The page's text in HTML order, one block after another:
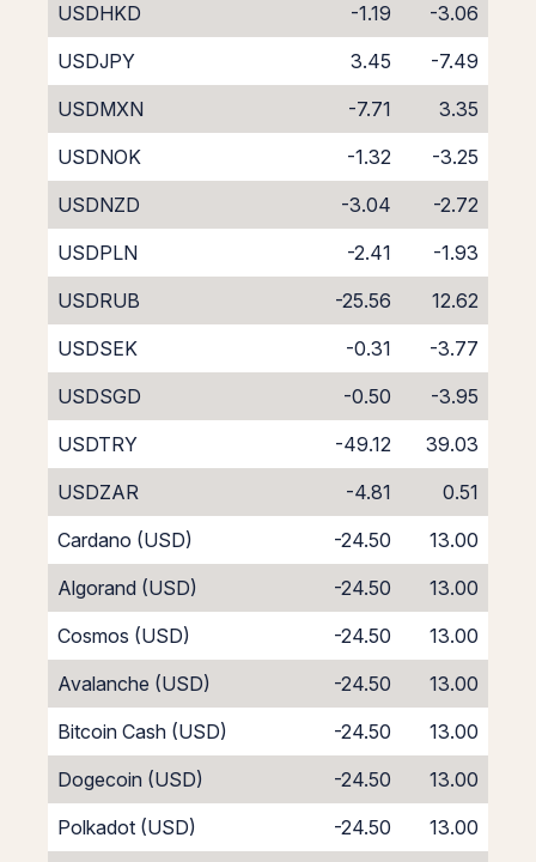
USDHKD
-1.19
-3.06
USDJPY
3.45
-7.49
USDMXN
-7.71
3.35
USDNOK
-1.32
-3.25
USDNZD
-3.04
-2.72
USDPLN
-2.41
-1.93
USDRUB
-25.56
12.62
USDSEK
-0.31
-3.77
USDSGD
-0.50
-3.95
USDTRY
-49.12
39.03
USDZAR
-4.81
0.51
Cardano (USD)
-24.50
13.00
Algorand (USD)
-24.50
13.00
Cosmos (USD)
-24.50
13.00
Avalanche (USD)
-24.50
13.00
Bitcoin Cash (USD)
-24.50
13.00
Dogecoin (USD)
-24.50
13.00
Polkadot (USD)
-24.50
13.00